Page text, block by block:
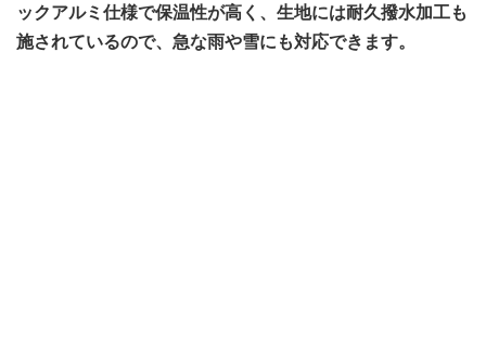
ックアルミ仕様で保温性が高く、生地には耐久撥水加工も
施されているので、急な雨や雪にも対応できます。